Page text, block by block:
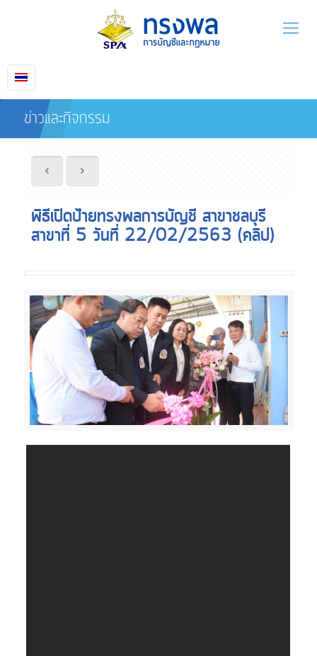
ข่าวและกิจกรรม
พิธีเปิดป้ายทรงพลการบัญชี สาขาชลบุรี
สาขาที่ 5 วันที่ 22/02/2563 (คลิป)